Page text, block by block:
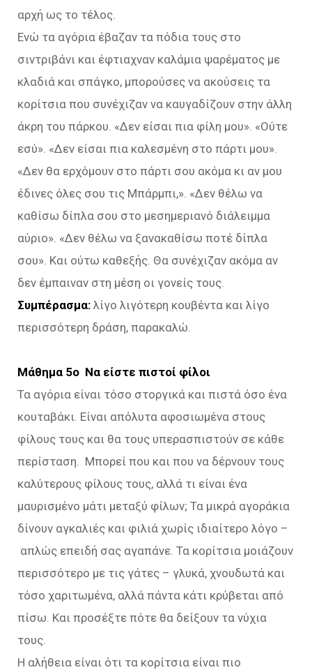
αρχή ως το τέλος.
Ενώ τα αγόρια έβαζαν τα πόδια τους στο
σιντριβάνι και έφτιαχναν καλάμια ψαρέματος με
κλαδιά και σπάγκο, μπορούσες να ακούσεις τα
κορίτσια που συνέχιζαν να καυγαδίζουν στην άλλη
άκρη του πάρκου. «Δεν είσαι πια φίλη μου». «Ούτε
εσύ». «Δεν είσαι πια καλεσμένη στο πάρτι μου».
«Δεν θα ερχόμουν στο πάρτι σου ακόμα κι αν μου
έδινες όλες σου τις Μπάρμπι,». «Δεν θέλω να
καθίσω δίπλα σου στο μεσημεριανό διάλειμμα
αύριο». «Δεν θέλω να ξανακαθίσω ποτέ δίπλα
σου». Και ούτω καθεξής. Θα συνέχιζαν ακόμα αν
δεν έμπαιναν στη μέση οι γονείς τους.
Συμπέρασμα: λίγο λιγότερη κουβέντα και λίγο
περισσότερη δράση, παρακαλώ.
Μάθημα 5ο Να είστε πιστοί φίλοι
Τα αγόρια είναι τόσο στοργικά και πιστά όσο ένα
κουταβάκι. Είναι απόλυτα αφοσιωμένα στους
φίλους τους και θα τους υπερασπιστούν σε κάθε
περίσταση. Μπορεί που και που να δέρνουν τους
καλύτερους φίλους τους, αλλά τι είναι ένα
μαυρισμένο μάτι μεταξύ φίλων; Τα μικρά αγοράκια
δίνουν αγκαλιές και φιλιά χωρίς ιδιαίτερο λόγο –
απλώς επειδή σας αγαπάνε. Τα κορίτσια μοιάζουν
περισσότερο με τις γάτες – γλυκά, χνουδωτά και
τόσο χαριτωμένα, αλλά πάντα κάτι κρύβεται από
πίσω. Και προσέξτε πότε θα δείξουν τα νύχια
τους.
Η αλήθεια είναι ότι τα κορίτσια είναι πιο